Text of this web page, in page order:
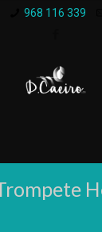
968 116 339